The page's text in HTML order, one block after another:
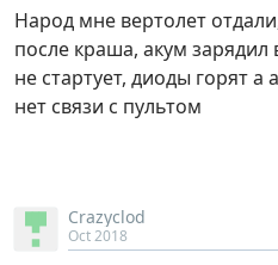
Народ мне вертолет
после краша, акум
не стартует, диоды горят
нет связи с пультом
Crazyclod
Oct 2018